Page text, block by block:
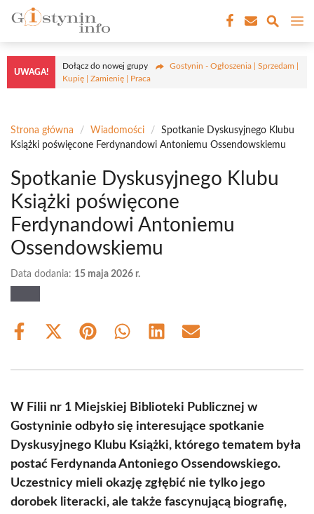
Przejdź
treści
UWAGA!
Dołącz do nowej grupy
Gostynin - Ogłoszenia | Sprzedam |
Kupię | Zamienię | Praca
Strona główna / Wiadomości /
Spotkanie Dyskusyjnego Klubu
Książki poświęcone Ferdynandowi Antoniemu Ossendowskiemu
Spotkanie Dyskusyjnego Klubu
Książki poświęcone
Ferdynandowi Antoniemu
Ossendowskiemu
Data dodania: 15 maja 2026 r.
Share
Share
(Twitter)
Share Share Share Share
W Filii nr 1 Miejskiej Biblioteki Publicznej w
Gostyninie odbyło się interesujące spotkanie
Dyskusyjnego Klubu Książki, którego tematem była
postać Ferdynanda Antoniego Ossendowskiego.
Uczestnicy mieli okazję zgłębić nie tylko jego
dorobek literacki, ale także fascynującą biografię,